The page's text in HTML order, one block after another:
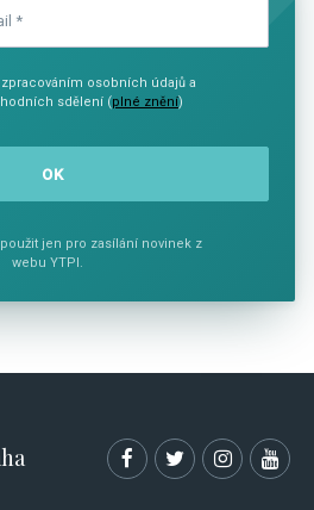
osobních údajů a
sdělení (plné znění)
jen pro zasílání novinek z
webu YTPI.